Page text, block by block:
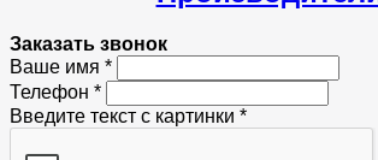
Заказать звонок
Ваше имя *
Телефон *
Введите текст с картинки *